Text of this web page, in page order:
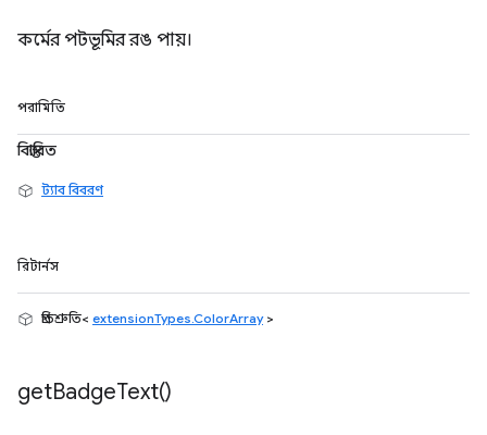
কর্মের পটভূমির রঙ পায়।
পরামিতি
বিস্তারিত
ট্যাব বিবরণ
রিটার্নস
প্রতিশ্রুতি< extensionTypes.ColorArray>
getBadgeText()